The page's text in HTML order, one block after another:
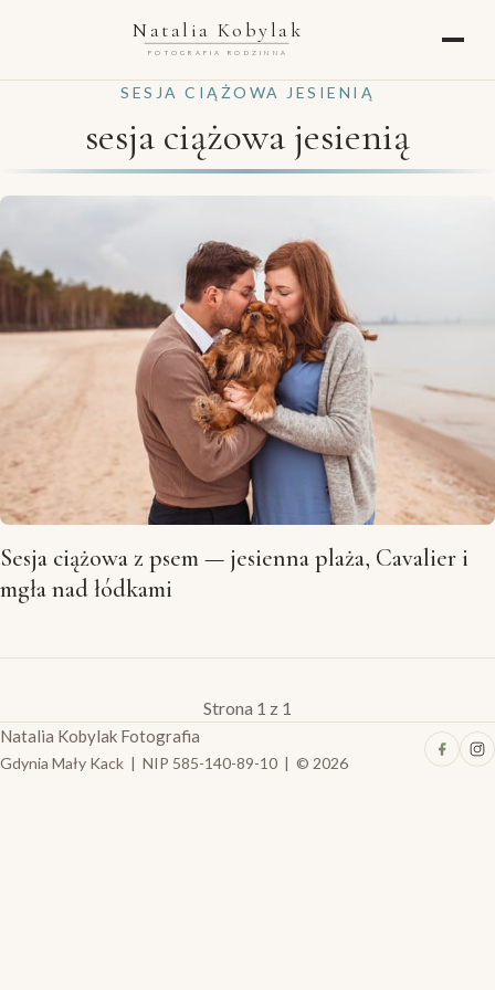
Natalia Kobylak
FOTOGRAFIA RODZINNA
SESJA CIĄŻOWA JESIENIĄ
sesja ciążowa jesienią
Sesja ciążowa z psem — jesienna plaża, Cavalier i
mgła nad łódkami
Strona 1 z 1
Natalia Kobylak Fotografia
Gdynia Mały Kack | NIP 585-140-89-10 | © 2026